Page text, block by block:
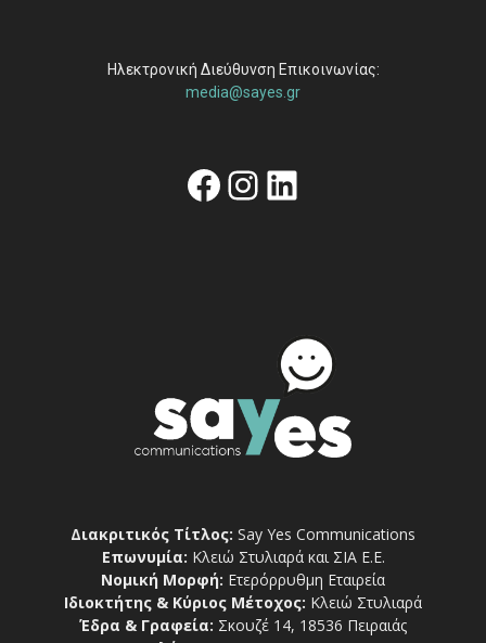
Ηλεκτρονική Διεύθυνση Επικοινωνίας:
media@sayes.gr
Facebook
Instagram
Linkedin
Διακριτικός Τίτλος: Say Yes Communications
Επωνυμία: Κλειώ Στυλιαρά και ΣΙΑ Ε.Ε.
Νομική Μορφή: Ετερόρρυθμη Εταιρεία
Ιδιοκτήτης & Κύριος Μέτοχος: Κλειώ Στυλιαρά
Έδρα & Γραφεία: Σκουζέ 14, 18536 Πειραιάς